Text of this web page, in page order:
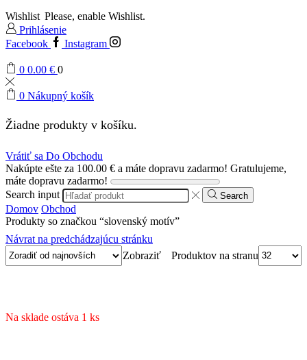
Wishlist Please, enable Wishlist.
Prihlásenie
Facebook
Instagram
0 0.00 € 0
0 Nákupný košík
Žiadne produkty v košíku.
Vrátiť sa Do Obchodu
Nakúpte ešte za 100.00 € a máte dopravu zadarmo! Gratulujeme,
máte dopravu zadarmo!
Search input
Search
Domov Obchod
Produkty so značkou “slovenský motív”
Návrat na predchádzajúcu stránku
Zobraziť
Produktov na stranu
Na sklade ostáva 1 ks